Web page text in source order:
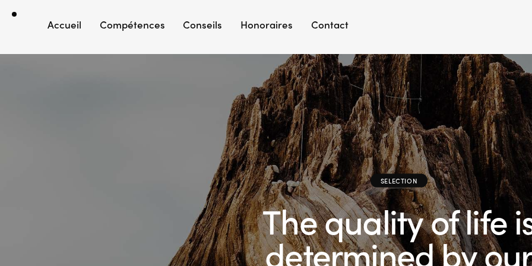
Accueil Compétences Conseils Honoraires Contact
SELECTION
The quality of life
determined by